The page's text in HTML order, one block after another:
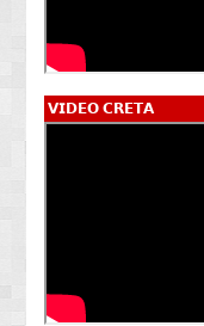
𝗩𝗜𝗗𝗘𝗢 𝗖𝗥𝗘𝗧𝗔